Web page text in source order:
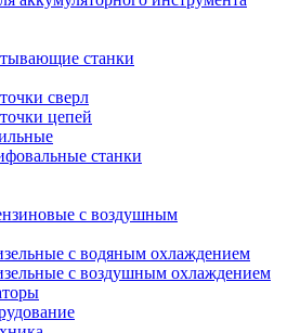
станки
сверл
цепей
станки
с воздушным
с водяным охлаждением
с воздушным охлаждением